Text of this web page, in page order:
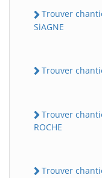
Trouver
SiAGNE
Trouver
Trouver
ROCHE
Trouver